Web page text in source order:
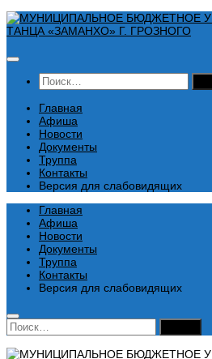
Перейти
к
Найти:
Главная
Афиша
Новости
Документы
Труппа
Контакты
Версия для слабовидящих
Главная
Афиша
Новости
Документы
Труппа
Контакты
Версия для слабовидящих
Найти: